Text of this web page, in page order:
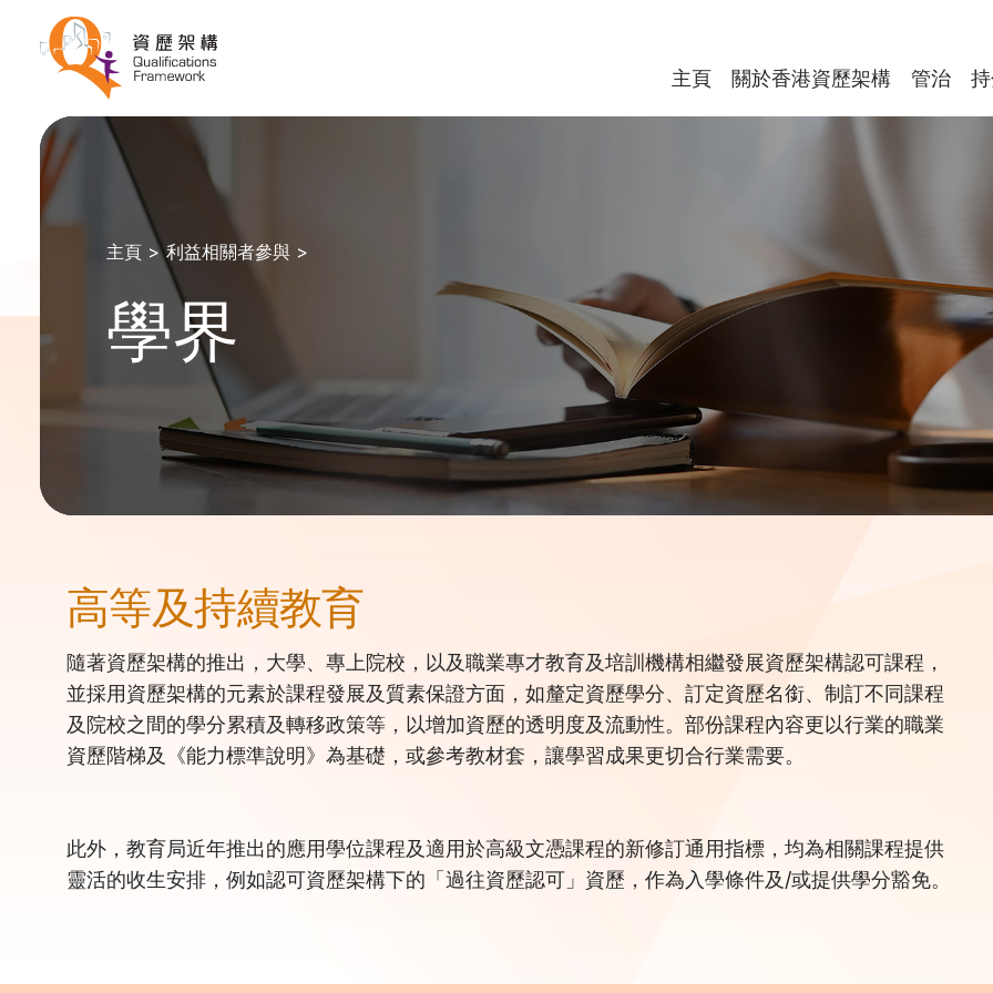
主頁 關於香港資歷架構 管治
主頁 > 利益相關者參與 >
學界
高等及持續教育
隨著資歷架構的推出，大學、專上院校，以及職業專才教育及培訓機構相繼發展資歷架構認可課程，
並採用資歷架構的元素於課程發展及質素保證方面，如釐定資歷學分、訂定資歷名銜、制訂不同課程
及院校之間的學分累積及轉移政策等，以增加資歷的透明度及流動性。部份課程內容更以行業的職業
資歷階梯及《能力標準說明》為基礎，或參考教材套，讓學習成果更切合行業需要。
此外，教育局近年推出的應用學位課程及適用於高級文憑課程的新修訂通用指標，均為相關課程提供
靈活的收生安排，例如認可資歷架構下的「過往資歷認可」資歷，作為入學條件及/或提供學分豁免。